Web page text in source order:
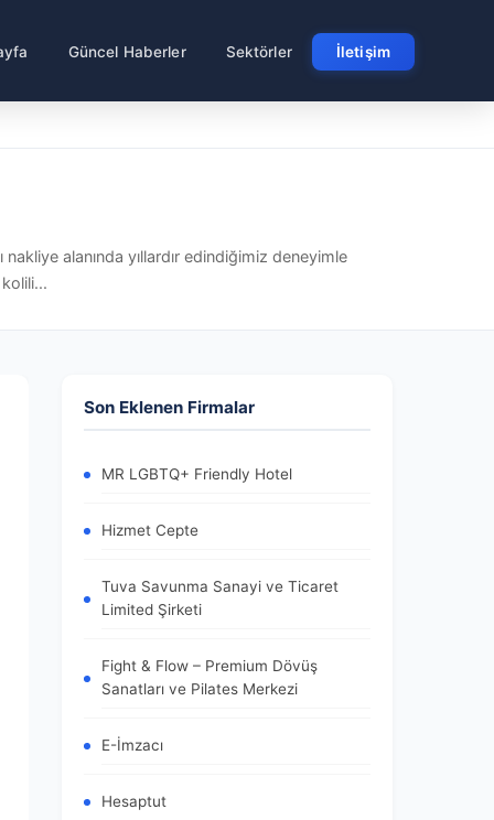
Güncel Haberler Sektörler İletişim
alanında yıllardır edindiğimiz deneyimle
Son Eklenen Firmalar
MR LGBTQ+ Friendly Hotel
Hizmet Cepte
Tuva Savunma Sanayi ve Ticaret
Limited Şirketi
Fight & Flow – Premium Dövüş
Sanatları ve Pilates Merkezi
E-İmzacı
Hesaptut